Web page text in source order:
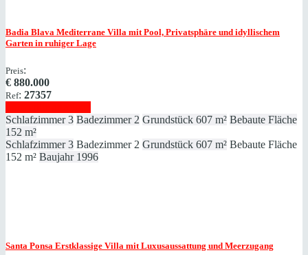
Badia Blava Mediterrane Villa mit Pool, Privatsphäre und idyllischem
Garten in ruhiger Lage
Preis:
€ 880.000
Ref: 27357
Schlafzimmer 3 Badezimmer 2 Grundstück 607 m² Bebaute Fläche
152 m²
Schlafzimmer 3 Badezimmer 2 Grundstück 607 m² Bebaute Fläche
152 m² Baujahr 1996
Santa Ponsa Erstklassige Villa mit Luxusaussattung und Meerzugang